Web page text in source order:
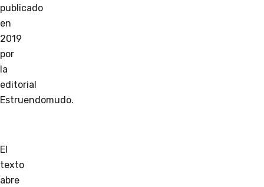
publicado
en
2019
por
la
editorial
Estruendomudo.
El
texto
abre